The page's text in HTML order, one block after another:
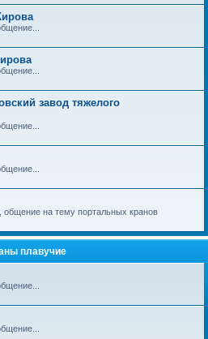
завод тяжелого
общение на тему портальных кранов
плавучие